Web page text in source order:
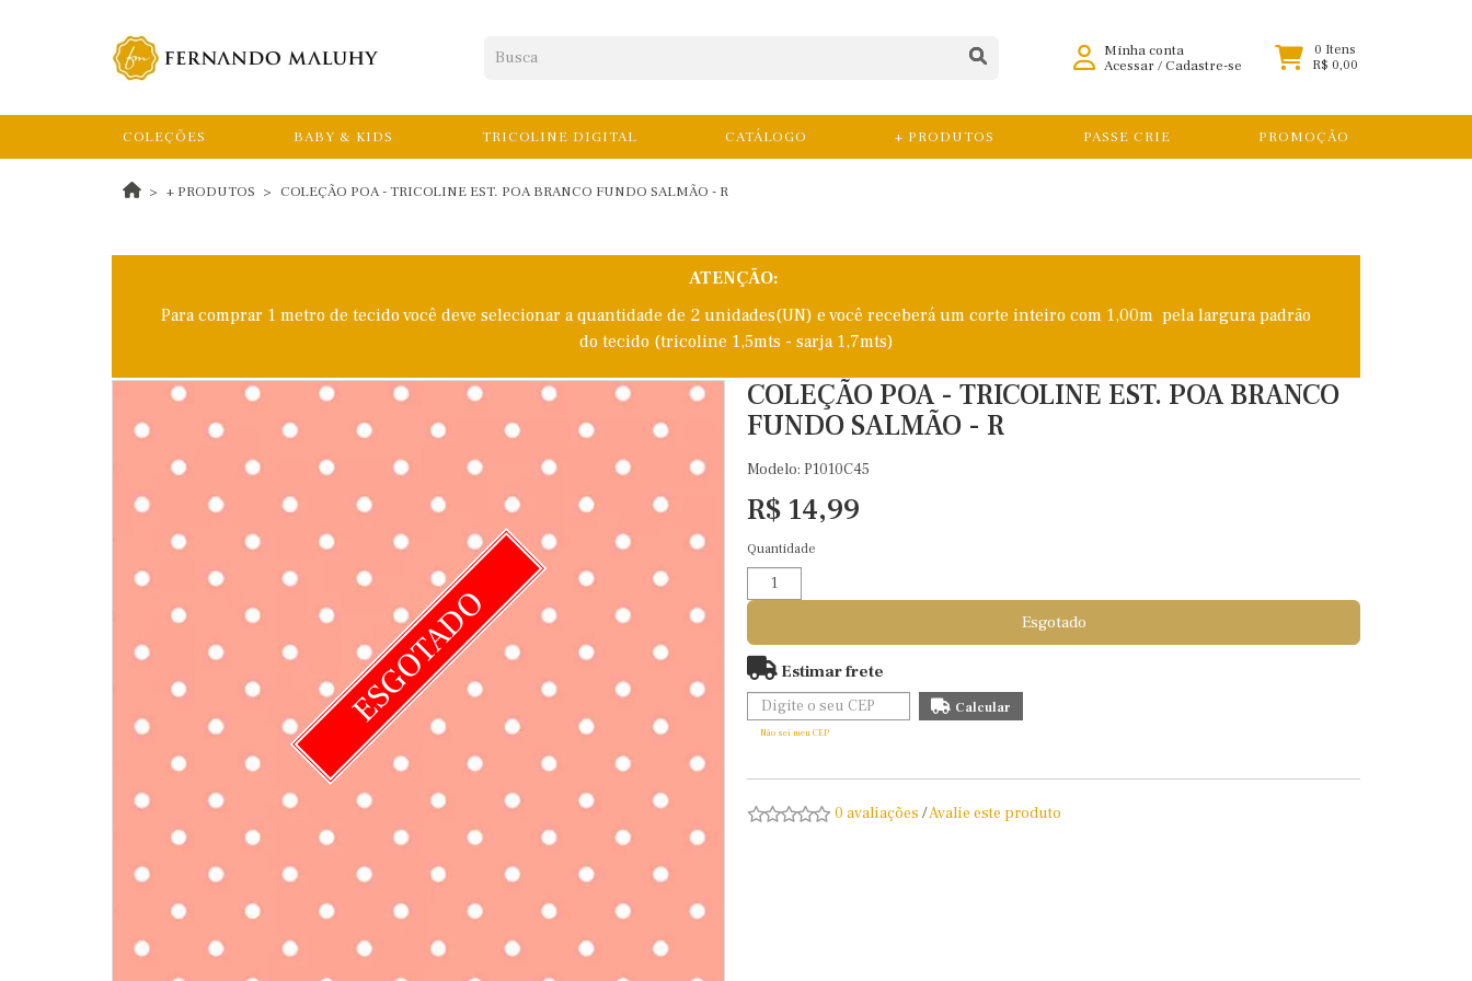
Minha conta
Acessar/Cadastre-se
0 Itens
R$ 0,00
COLEÇÕES BABY & KIDS TRICOLINE DIGITAL CATÁLOGO + PRODUTOS PASSE CRIE PROMOÇÃO
+ PRODUTOS COLEÇÃO POA - TRICOLINE EST. POA BRANCO FUNDO SALMÃO - R
ATENÇÃO:
Para comprar 1 metro de tecido você deve selecionar a quantidade de 2 unidades(UN) e você receberá um corte inteiro com 1,00m pela largura padrão
do tecido (tricoline 1,5mts - sarja 1,7mts)
ESGOTADO
COLEÇÃO POA - TRICOLINE EST. POA BRANCO
FUNDO SALMÃO - R
Modelo: P1010C45
R$ 14,99
Quantidade
Esgotado
Estimar frete
Não sei meu CEP
0 avaliações /Avalie este produto